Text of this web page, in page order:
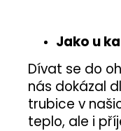
Jako u
Dívat se do
nás dokázal
trubice v
teplo, ale i